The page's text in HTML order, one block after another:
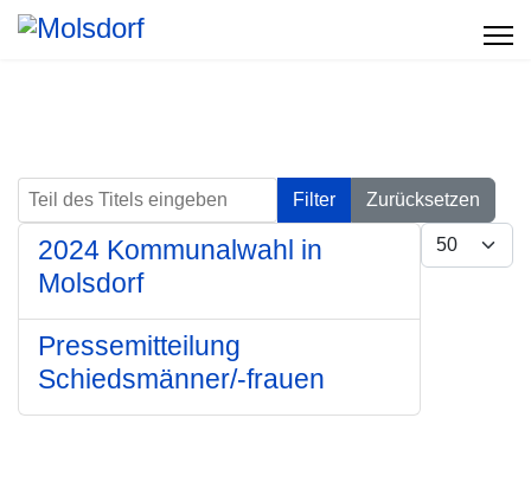
Teil des Titels eingeben Filter
Zurücksetzen
Anzeige #
2024 Kommunalwahl in
Molsdorf
Pressemitteilung
Schiedsmänner/-frauen